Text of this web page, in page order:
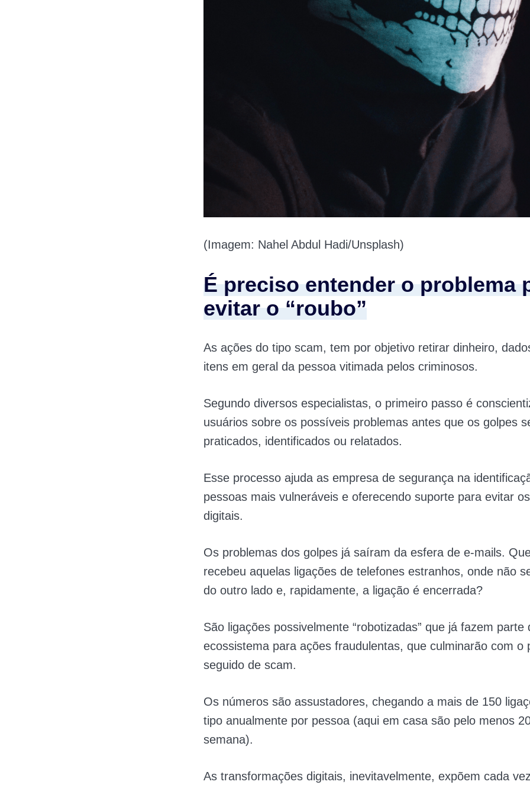
(Imagem: Nahel Abdul Hadi/Unsplash)
É preciso entender o problema
evitar o “roubo”
As ações do tipo scam, tem por objetivo retirar dinheiro,
itens em geral da pessoa vitimada pelos criminosos.
Segundo diversos especialistas, o primeiro passo é
usuários sobre os possíveis problemas antes que os golpes
praticados, identificados ou relatados.
Esse processo ajuda as empresa de segurança na
pessoas mais vulneráveis e oferecendo suporte para evitar
digitais.
Os problemas dos golpes já saíram da esfera de e-mails.
recebeu aquelas ligações de telefones estranhos, onde não
do outro lado e, rapidamente, a ligação é encerrada?
São ligações possivelmente “robotizadas” que já fazem parte
ecossistema para ações fraudulentas, que culminarão com o
seguido de scam.
Os números são assustadores, chegando a mais de 150
tipo anualmente por pessoa (aqui em casa são pelo menos
semana).
As transformações digitais, inevitavelmente, expõem cada